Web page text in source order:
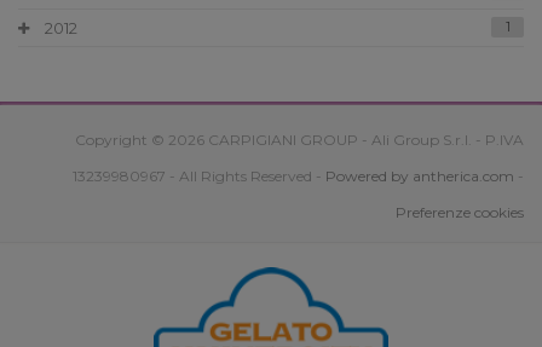
2012 1
Copyright © 2026 CARPIGIANI GROUP - Ali Group S.r.l. - P.IVA
13239980967 - All Rights Reserved - Powered by antherica.com -
Preferenze cookies